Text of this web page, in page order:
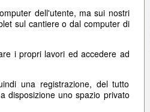
dell'utente, ma sui nostri
sul cantiere o dal computer di
i propri lavori ed accedere ad
una registrazione, del tutto
disposizione uno spazio privato